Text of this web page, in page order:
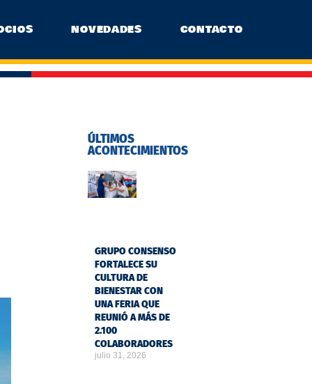
NOVEDADES CONTACTO
ÚLTIMOS
ACONTECIMIENTOS
GRUPO CONSENSO
FORTALECE SU
CULTURA DE
BIENESTAR CON
UNA FERIA QUE
REUNIÓ A MÁS DE
2.100
COLABORADORES
julio 31, 2026